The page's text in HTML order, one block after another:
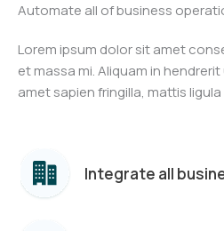
Automate all of business
Lorem ipsum dolor sit amet
et massa mi. Aliquam in
amet sapien fringilla, mattis
Integrate all